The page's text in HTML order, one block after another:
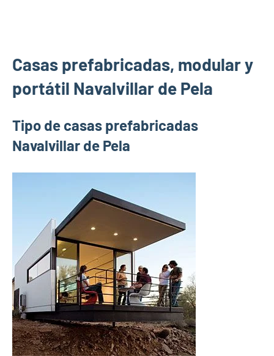
Casas prefabricadas, modular y
portátil Navalvillar de Pela
Tipo de casas prefabricadas
Navalvillar de Pela